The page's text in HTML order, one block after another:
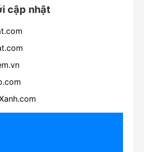
cập nhật